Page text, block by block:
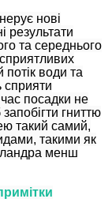
нові
результати
та середнього
води та
сприяти
посадки не
гниттю
такий самий,
такими як
менш